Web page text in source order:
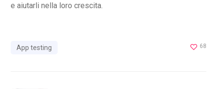
e aiutarli nella loro crescita.
App testing 68